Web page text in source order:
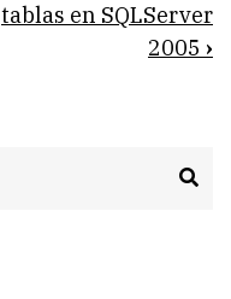
tablas en SQLServer
2005 ›